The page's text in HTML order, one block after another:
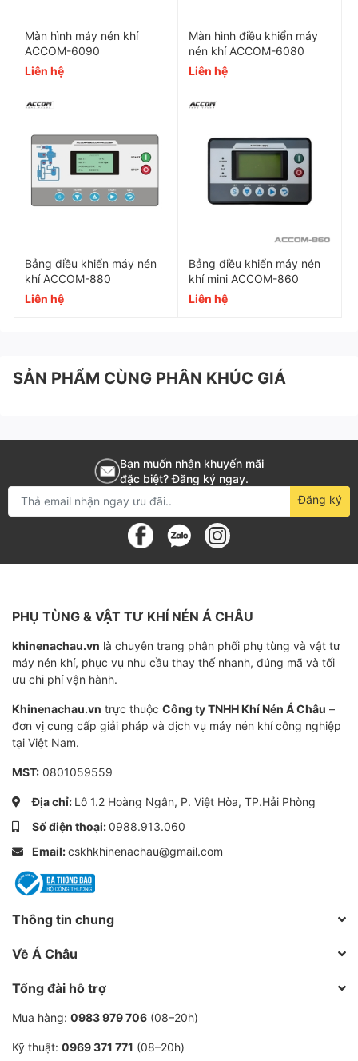
Hiệu quả lọc 99.98%
Tính năng nổi bật
Với cấu trúc chắc chắn và chất liệu chất lượng,
Ứng dụng đa dạng, cho phép phù hợp với nhiều
yêu cầu và ứng dụng khác nhau.
hoạt động liên tục trong một thời gian dài mà
Màn hình máy nén khí
ACCOM-6090
Liên hệ
Màn hình điều khiển máy
nén khí ACCOM-6080
Liên hệ
Bảng điều khiển máy nén
khí ACCOM-880
Liên hệ
Bảng điều khiển máy nén
khí mini ACCOM-860
Liên hệ
SẢN PHẨM CÙNG PHÂN KHÚC GIÁ
Bạn muốn nhận khuyến mãi
đặc biệt? Đăng ký ngay.
Đăng ký
PHỤ TÙNG & VẬT TƯ KHÍ NÉN Á CHÂU
khinenachau.vn là chuyên trang phân phối phụ tùng và vật tư
máy nén khí, phục vụ nhu cầu thay thế nhanh, đúng mã và tối
ưu chi phí vận hành.
Khinenachau.vn trực thuộc Công ty TNHH Khí Nén Á Châu –
đơn vị cung cấp giải pháp và dịch vụ máy nén khí công nghiệp
tại Việt Nam.
MST: 0801059559
Địa chỉ: Lô 1.2 Hoàng Ngân, P. Việt Hòa, TP.Hải Phòng
Số điện thoại:0988.913.060
Email:cskhkhinenachau@gmail.com
Thông tin chung
Về Á Châu
Tổng đài hỗ trợ
Mua hàng: 0983 979 706 (08–20h)
Kỹ thuật: 0969 371 771 (08–20h)